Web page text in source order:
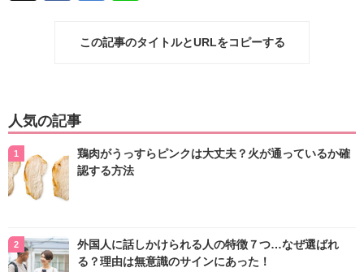
この記事のタイトルとURLをコピーする
人気の記事
鶏肉がうっすらピンクは大丈夫？火が通っているか確
認する方法
外国人に話しかけられる人の特徴７つ…なぜ選ばれ
る？理由は無意識のサインにあった！